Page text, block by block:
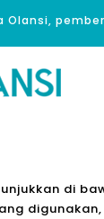
Olansi,
di